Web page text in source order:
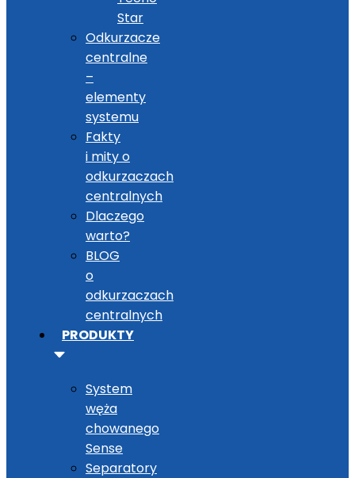
Star
Odkurzacze
centralne
–
elementy
systemu
Fakty
i mity o
odkurzaczach
centralnych
Dlaczego
warto?
BLOG
o
odkurzaczach
centralnych
PRODUKTY
System
węża
chowanego
Sense
Separatory